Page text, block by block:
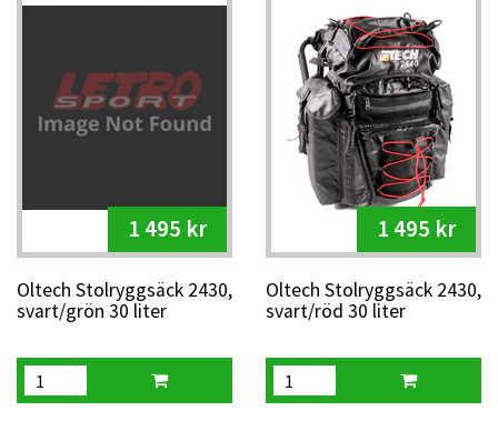
1 495 kr
Oltech Stolryggsäck 2430,
svart/grön 30 liter
1 495 kr
Oltech Stolryggsäck 2430,
svart/röd 30 liter